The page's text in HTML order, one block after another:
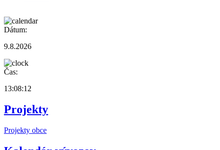
Dátum:
9.8.2026
Čas:
13:08:12
Projekty
Projekty obce